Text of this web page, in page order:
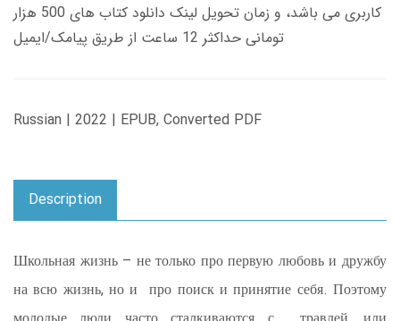
کاربری می باشد، و زمان تحویل لینک دانلود کتاب های 500 هزار
تومانی حداکثر 12 ساعت از طریق پیامک/ایمیل
Russian | 2022 | EPUB, Converted PDF
Description
Школьная жизнь – не только про первую любовь и дружбу
на всю жизнь, но и про поиск и принятие себя. Поэтому